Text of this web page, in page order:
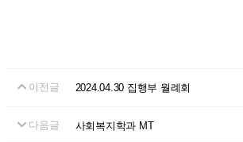
이전글 2024.04.30 집행부 월례회
다음글 사회복지학과 MT